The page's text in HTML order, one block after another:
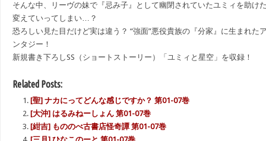
そんな中、リーヴの妹で『忌み子』として幽閉されていたユミィを助け
変えていってしまい…？
恐ろしい見た目だけど実は違う？ “強面”悪役貴族の『分家』に生まれた
ンタジー！
新規書き下ろしSS（ショートストーリー）「ユミィと星空」を収録！
Related Posts:
[聖] ナカにってどんな感じですか？ 第01-07巻
[大沖] はるみねーしょん 第01-07巻
[紺吉] もののべ古書店怪奇譚 第01-07巻